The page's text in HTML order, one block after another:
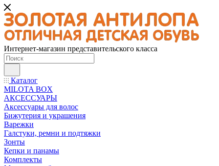
Интернет-магазин представительского класса
Каталог
MILOTA BOX
АКСЕССУАРЫ
Аксессуары для волос
Бижутерия и украшения
Варежки
Галстуки, ремни и подтяжки
Зонты
Кепки и панамы
Комплекты